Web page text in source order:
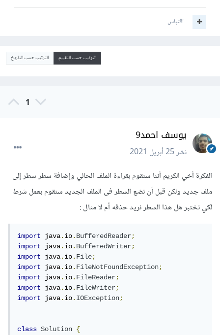
اقتباس
الترتيب حسب التقييم الترتيب حسب التاريخ
1
يوسف احمد9
نشر25 أبريل 2021
الفكرة أخي الكريم أننا سنقوم بقراءة الملف الحالي وإضافة سطر سطر إلى
ملف جديد ولكن قبل أن نضع السطر فى الملف الجديد سنقوم بعمل شرط
لكي نختبر هل هذا السطر نريد حذفه أم لا مثال :
import java.io.BufferedReader;
import
java.io.BufferedWriter;
import
java.io.File;
import
java.io.FileNotFoundException;
import
java.io.FileReader;
import
java.io.FileWriter;
import
java.io.IOException;
class Solution
{